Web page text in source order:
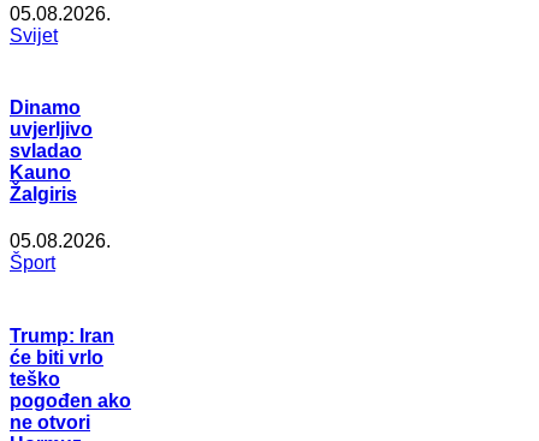
05.08.2026.
Svijet
Dinamo
uvjerljivo
svladao
Kauno
Žalgiris
05.08.2026.
Šport
Trump: Iran
će biti vrlo
teško
pogođen ako
ne otvori